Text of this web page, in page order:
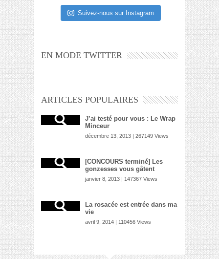
Suivez-nous sur Instagram
EN MODE TWITTER
ARTICLES POPULAIRES
J’ai testé pour vous : Le Wrap
Minceur
décembre 13, 2013 | 267149 Views
[CONCOURS terminé] Les
gonzesses vous gâtent
janvier 8, 2013 | 147367 Views
La rosacée est entrée dans ma
vie
avril 9, 2014 | 110456 Views